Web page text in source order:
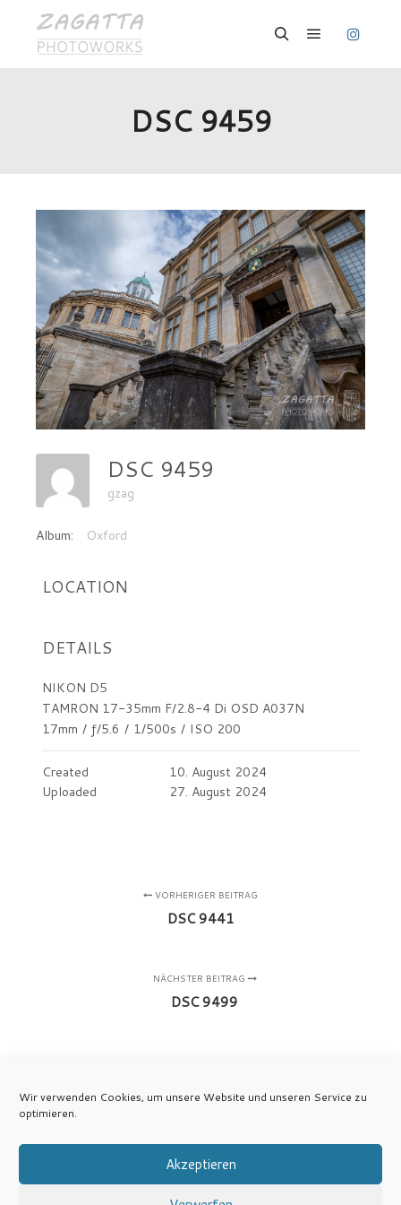
Wir verwenden Cookies, um unsere Website und unseren Service zu
optimieren.
Akzeptieren
DSC 9459
DSC 9459
gzag
Album: Oxford
LOCATION
DETAILS
NIKON D5
TAMRON 17-35mm F/2.8-4 Di OSD A037N
17mm / ƒ/5.6 / 1/500s / ISO 200
Created
10. August 2024
Uploaded
27. August 2024
VORHERIGER BEITRAG
DSC 9441
NÄCHSTER BEITRAG
DSC 9499